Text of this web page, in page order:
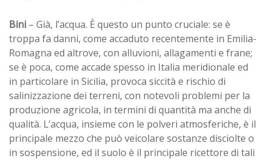
Bini – Già, l’acqua. È questo un punto cruciale: se è
troppa fa danni, come accaduto recentemente in Emilia-
Romagna ed altrove, con alluvioni, allagamenti e frane;
se è poca, come accade spesso in Italia meridionale ed
in particolare in Sicilia, provoca siccità e rischio di
salinizzazione dei terreni, con notevoli problemi per la
produzione agricola, in termini di quantità ma anche di
qualità. L’acqua, insieme con le polveri atmosferiche, è il
principale mezzo che può veicolare sostanze disciolte o
in sospensione, ed il suolo è il principale ricettore di tali